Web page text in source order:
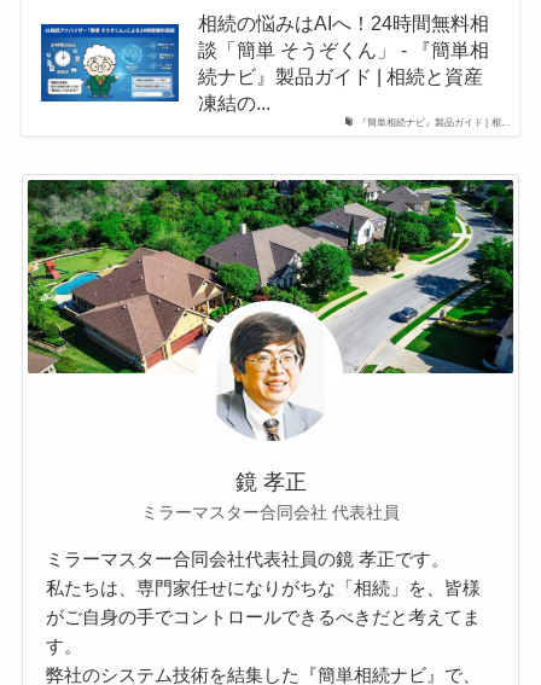
『簡単相続ナビ』製品ガイド | 相...
相続の悩みはAIへ！24時間無料相
談「簡単 そうぞくん」 - 『簡単相
続ナビ』製品ガイド | 相続と資産
凍結の...
鏡 孝正
ミラーマスター合同会社 代表社員
ミラーマスター合同会社代表社員の鏡 孝正です。
私たちは、専門家任せになりがちな「相続」を、皆様
がご自身の手でコントロールできるべきだと考えてま
す。
弊社のシステム技術を結集した『簡単相続ナビ』で、